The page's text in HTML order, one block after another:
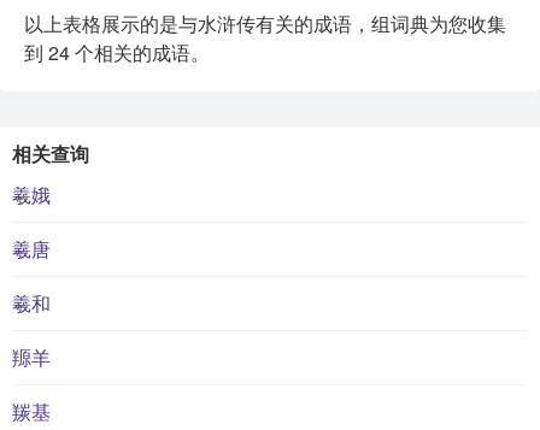
以上表格展示的是与水浒传有关的成语，组词典为您收集
到 24 个相关的成语。
相关查询
羲娥
羲唐
羲和
羱羊
羰基